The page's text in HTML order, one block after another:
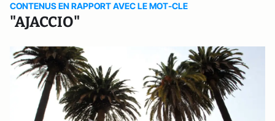
CONTENUS EN RAPPORT AVEC LE MOT-CLE
"AJACCIO"